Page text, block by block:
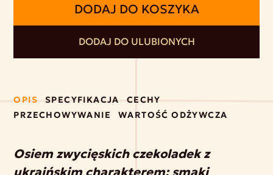
DODAJ DO KOSZYKA
DODAJ DO ULUBIONYCH
OPIS SPECYFIKACJA
CECHY
PRZECHOWYWANIE
WARTOŚĆ ODŻYWCZA
Osiem zwycięskich czekoladek z